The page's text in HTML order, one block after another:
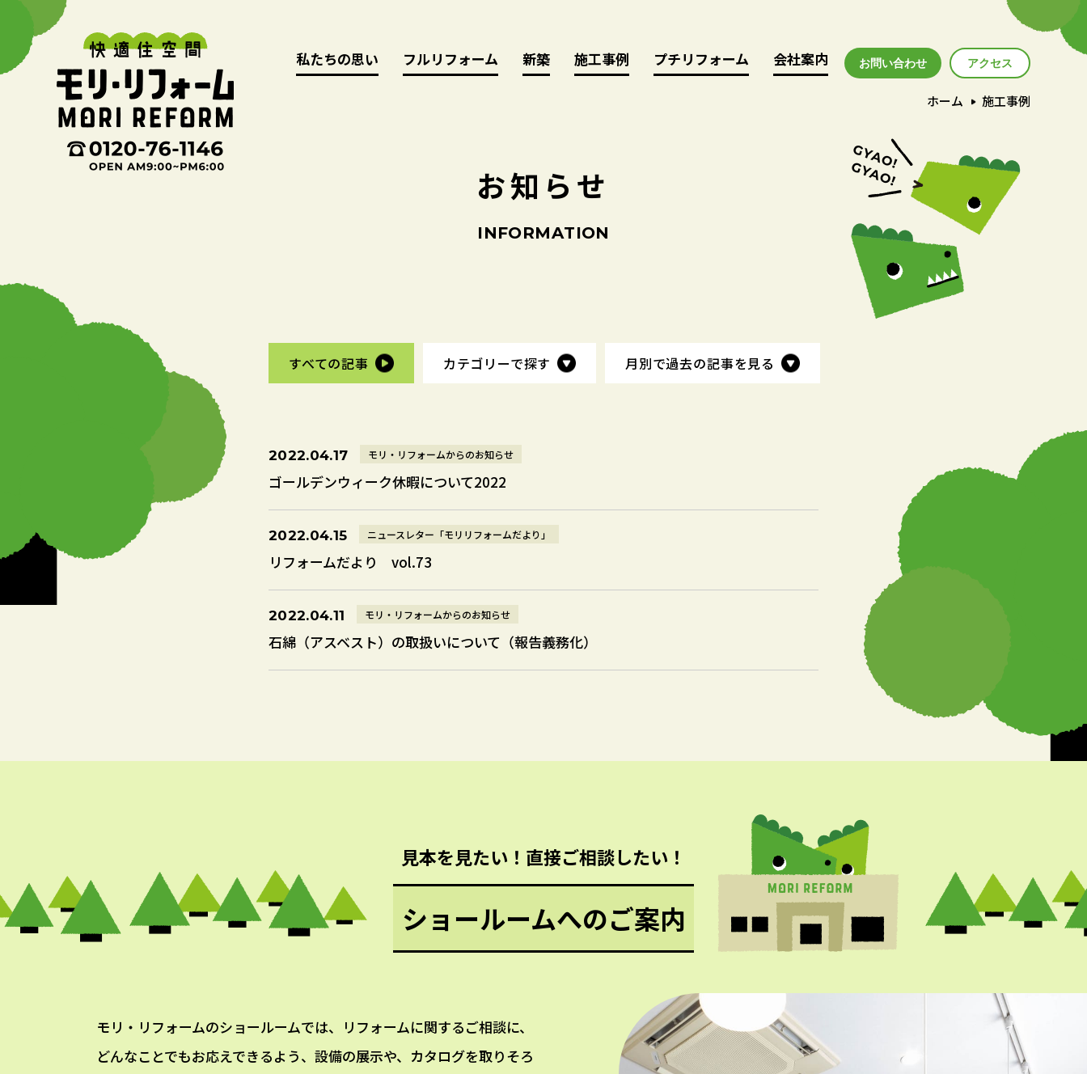
私たちの思い
私たちの思い フルリフォーム
フルリフォーム 新築
新築 施工事例
施工事例 プチリフォーム
プチリフォーム 会社案内
会社案内 お問い合わせ アクセス
アクセス
ホーム 施工事例
お知 ら せ
INFORMATION
すべての記事
すべての記事 カテゴリーで探す
カテゴリーで探す 月別で過去の記事を見る
月別で過去の記事を見る
2022.04.17 モリ・リフォームからのお知らせ
ゴールデンウィーク休暇について2022
2022.04.15 ニュースレター「モリリフォームだより」
リフォームだより vol.73
2022.04.11 モリ・リフォームからのお知らせ
石綿（アスベスト）の取扱いについて（報告義務化）
見本を見たい！直接ご相談したい！
ショールームへのご案内
モリ・リフォームのショールームでは、リフォームに関するご相談に、
どんなことでもお応えできるよう、設備の展示や、カタログを取りそろ